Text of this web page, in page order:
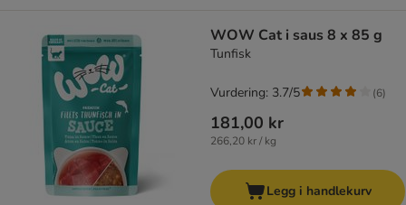
WOW Cat i saus 8 x 85 g
Tunfisk
181,00 kr
266,20 kr / kg
Vurdering: 3.7/5 (6)
Legg i handlekurv